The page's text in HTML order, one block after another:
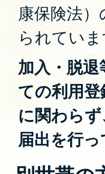
康保険法
られてい
加入・脱
ての利用
に関わら
届出を行っ